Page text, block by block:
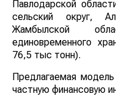
Павлодарской
сельский округ,
Жамбылской
единовременного
76,5 тыс тонн).
Предлагаемая
частную финансовую